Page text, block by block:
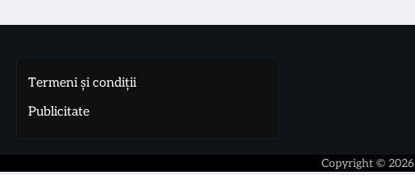
Termeni și condiții
Publicitate
Copyright © 2026